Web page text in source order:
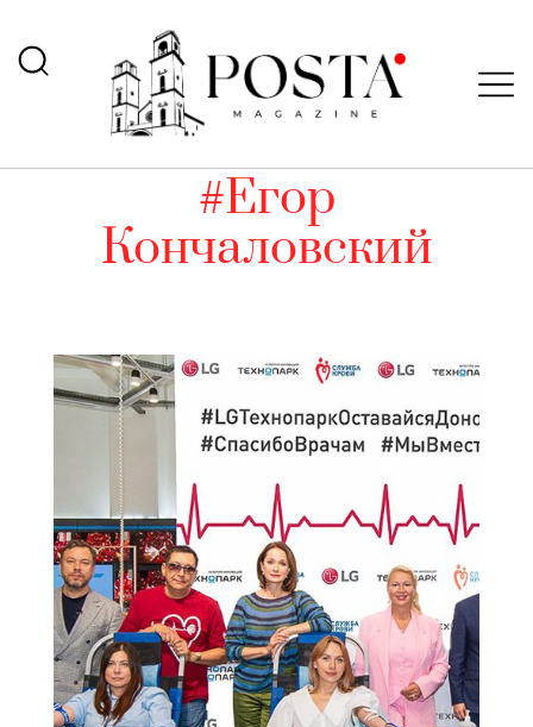
#Егор
Кончаловский